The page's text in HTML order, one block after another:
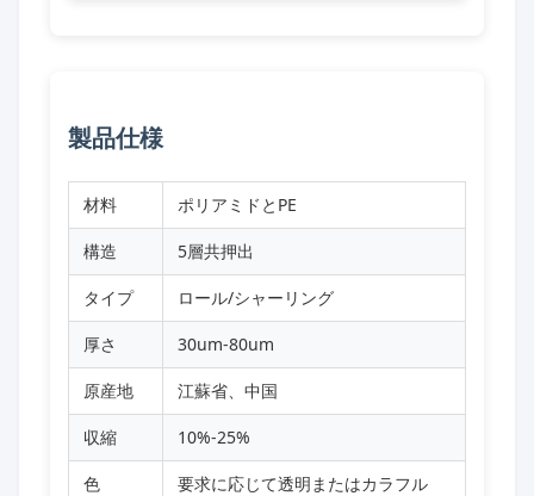
製品仕様
材料 ポリアミドとPE
構造 5層共押出
タイプ ロール/シャーリング
厚さ 30um-80um
原産地 江蘇省、中国
収縮 10%-25%
色 要求に応じて透明またはカラフル